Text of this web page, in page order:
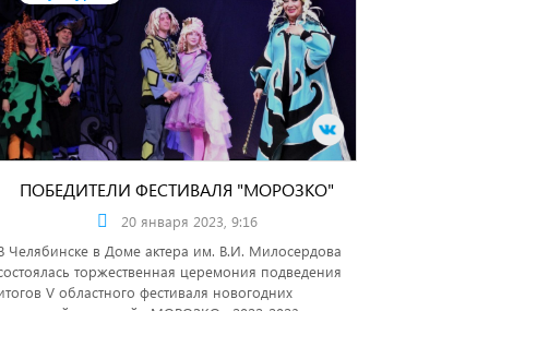
ПОБЕДИТЕЛИ ФЕСТИВАЛЯ "МОРОЗКО"
20 января 2023, 9:16
Челябинске в Доме актера им. В.И. Милосердова
торжественная церемония подведения
V областного фестиваля новогодних
спектаклей для детей «МОРОЗКО» 2022-2023.